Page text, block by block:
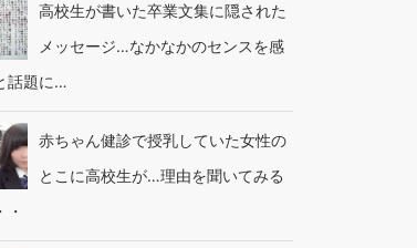
高校生が書いた卒業文集に隠された
メッセージ…なかなかのセンスを感
話題に…
赤ちゃん健診で授乳していた女性の
とこに高校生が…理由を聞いてみる
・